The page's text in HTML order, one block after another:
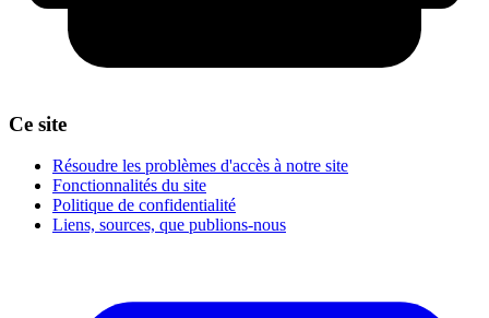
Ce site
Résoudre les problèmes d'accès à notre site
Fonctionnalités du site
Politique de confidentialité
Liens, sources, que publions-nous